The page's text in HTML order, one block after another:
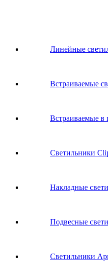
Линейные
Встраиваемые
Встраиваемые в
Светильники
Накладные
Подвесные
Светильники